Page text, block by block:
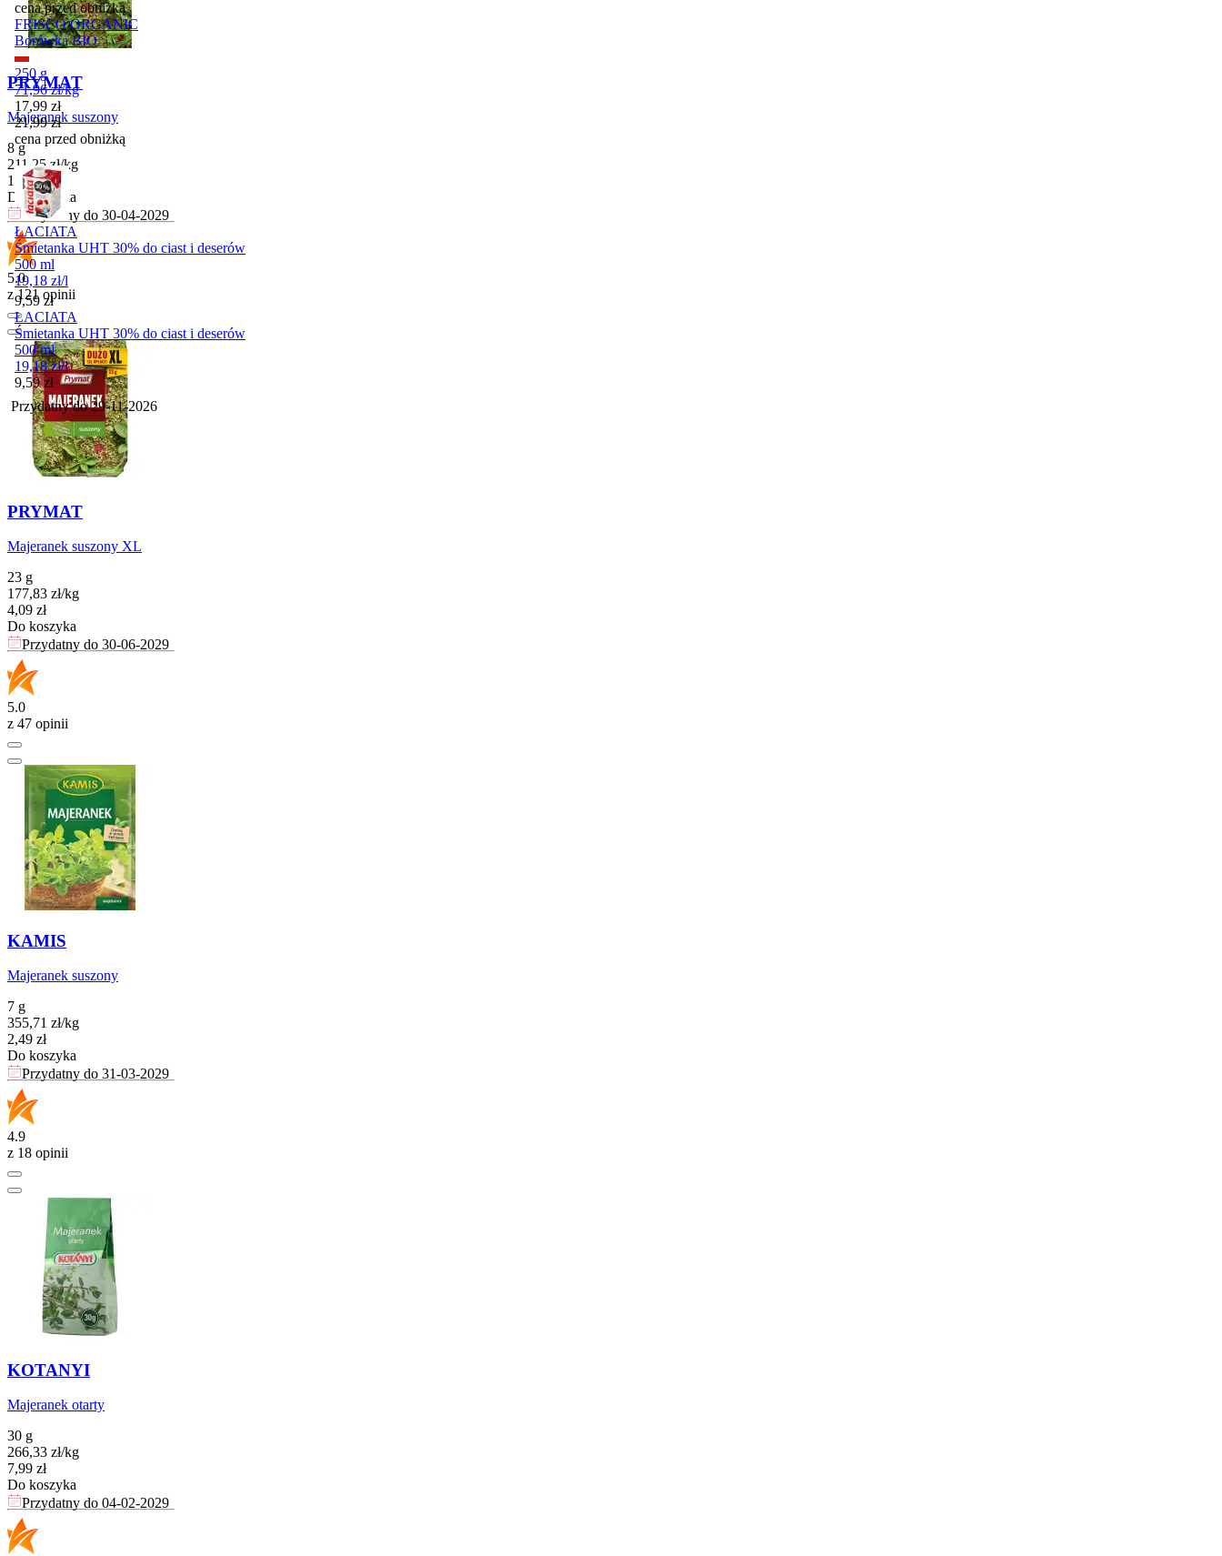
cena przed obniżką
FRISCO ORGANIC
Borówka BIO
250 g
71,96 zł/kg
Cena promocyjna
17,99 zł
21,99 zł
cena przed obniżką
ŁACIATA
Śmietanka UHT 30% do ciast i deserów
500 ml
19,18 zł/l
Cena
9,59 zł
ŁACIATA
Śmietanka UHT 30% do ciast i deserów
500 ml
19,18 zł/l
Cena
9,59 zł
Przydatny do29-11-2026
PRYMAT
Majeranek suszony
8 g
211,25 zł/kg
Cena
1,69 zł
Do koszyka
Przydatny do 30-04-2029
5.0
z 121 opinii
PRYMAT
Majeranek suszony XL
23 g
177,83 zł/kg
Cena
4,09 zł
Do koszyka
Przydatny do 30-06-2029
5.0
z 47 opinii
KAMIS
Majeranek suszony
7 g
355,71 zł/kg
Cena
2,49 zł
Do koszyka
Przydatny do 31-03-2029
4.9
z 18 opinii
KOTANYI
Majeranek otarty
30 g
266,33 zł/kg
Cena
7,99 zł
Do koszyka
Przydatny do 04-02-2029